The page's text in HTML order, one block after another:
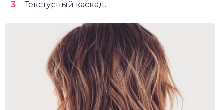
Текстурный каскад.